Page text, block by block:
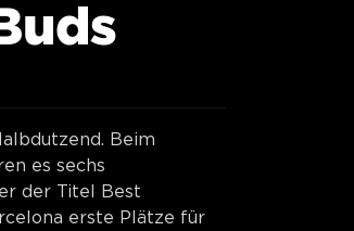
Beim
es sechs
der Titel Best
erste Plätze für